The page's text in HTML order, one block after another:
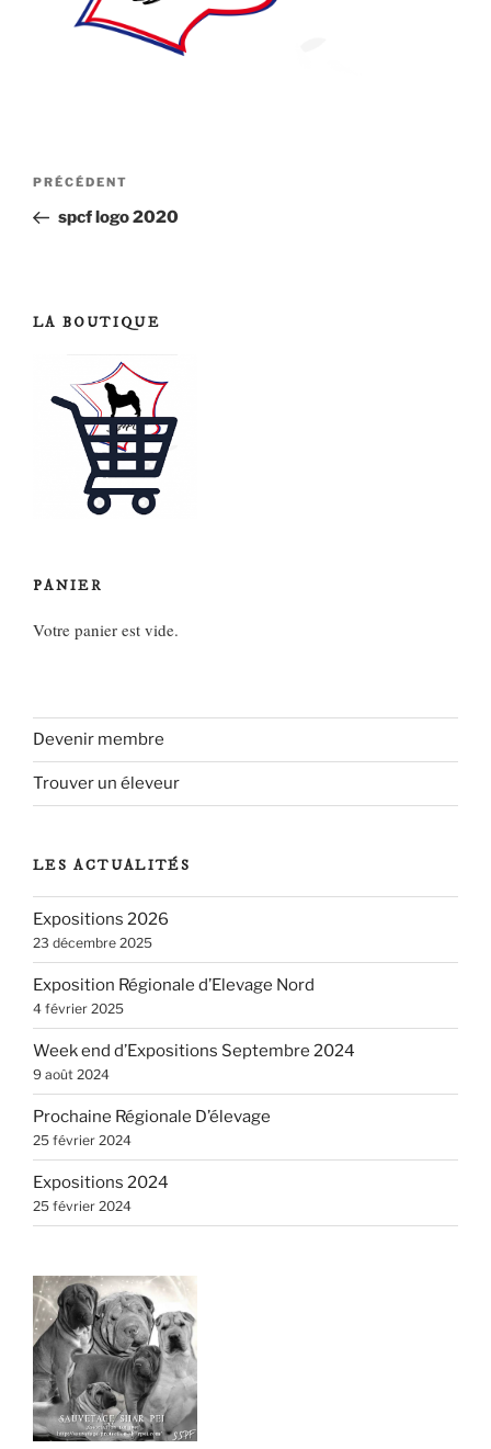
Navigation
de
Article
précédent
PRÉCÉDENT
spcf logo 2020
LA BOUTIQUE
PANIER
Votre panier est vide.
Devenir membre
Trouver un éleveur
LES ACTUALITÉS
Expositions 2026
23 décembre 2025
Exposition Régionale d’Elevage Nord
4 février 2025
Week end d’Expositions Septembre 2024
9 août 2024
Prochaine Régionale D’élevage
25 février 2024
Expositions 2024
25 février 2024